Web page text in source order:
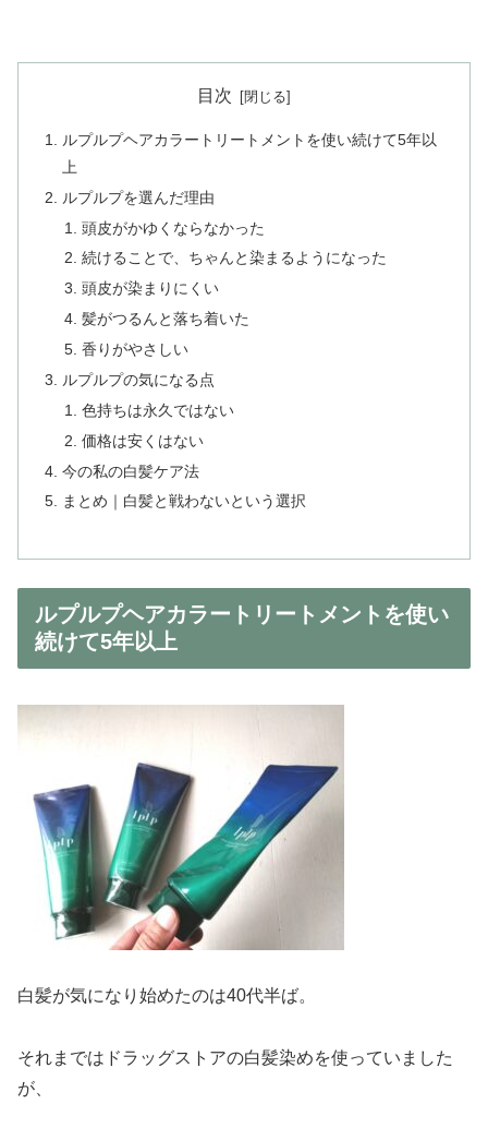
目次
ルプルプヘアカラートリートメントを使い続けて5年以
上
ルプルプを選んだ理由
頭皮がかゆくならなかった
続けることで、ちゃんと染まるようになった
頭皮が染まりにくい
髪がつるんと落ち着いた
香りがやさしい
ルプルプの気になる点
色持ちは永久ではない
価格は安くはない
今の私の白髪ケア法
まとめ｜白髪と戦わないという選択
ルプルプヘアカラートリートメントを使い
続けて5年以上
白髪が気になり始めたのは40代半ば。
それまではドラッグストアの白髪染めを使っていました
が、